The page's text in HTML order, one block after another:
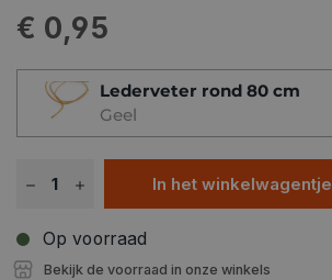
€ 0,95
Lederveter rond 80 cm
Geel
In het winkelwagentje
Op voorraad
Bekijk de voorraad in onze winkels